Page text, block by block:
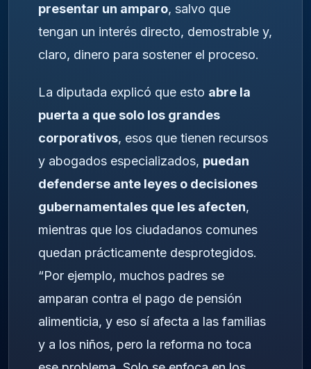
presentar un amparo, salvo que
tengan un interés directo, demostrable y,
claro, dinero para sostener el proceso.
La diputada explicó que esto abre la
puerta a que solo los grandes
corporativos, esos que tienen recursos
y abogados especializados, puedan
defenderse ante leyes o decisiones
gubernamentales que les afecten,
mientras que los ciudadanos comunes
quedan prácticamente desprotegidos.
“Por ejemplo, muchos padres se
amparan contra el pago de pensión
alimenticia, y eso sí afecta a las familias
y a los niños, pero la reforma no toca